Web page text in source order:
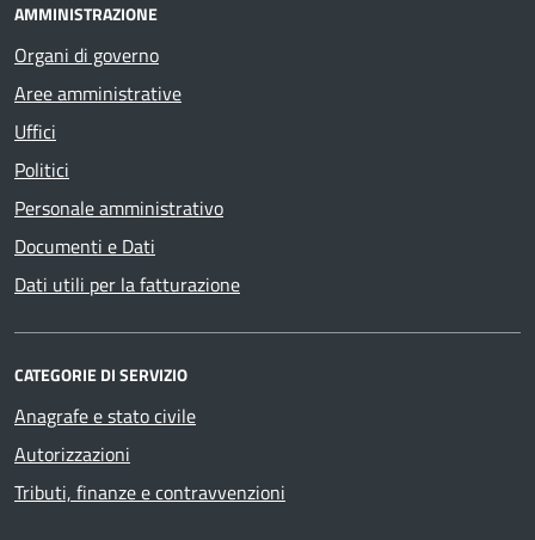
AMMINISTRAZIONE
Organi di governo
Aree amministrative
Uffici
Politici
Personale amministrativo
Documenti e Dati
Dati utili per la fatturazione
CATEGORIE DI SERVIZIO
Anagrafe e stato civile
Autorizzazioni
Tributi, finanze e contravvenzioni